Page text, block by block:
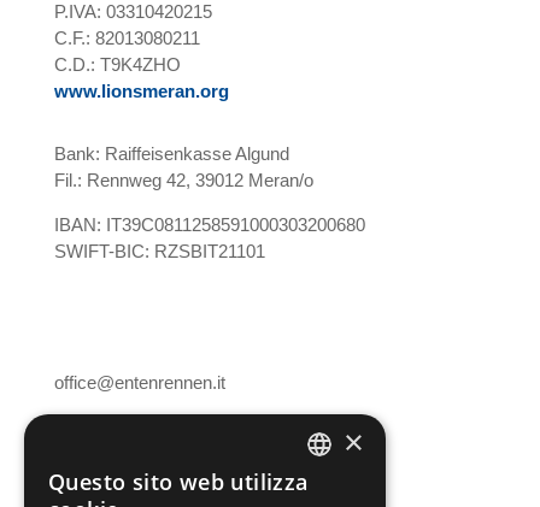
P.IVA: 03310420215
C.F.: 82013080211
C.D.: T9K4ZHO
www.lionsmeran.org
Bank: Raiffeisenkasse Algund
Fil.: Rennweg 42, 39012 Meran/o
IBAN: IT39C0811258591000303200680
SWIFT-BIC: RZSBIT21101
office@entenrennen.it
Il mio account
Condizioni
×
Questo sito web utilizza